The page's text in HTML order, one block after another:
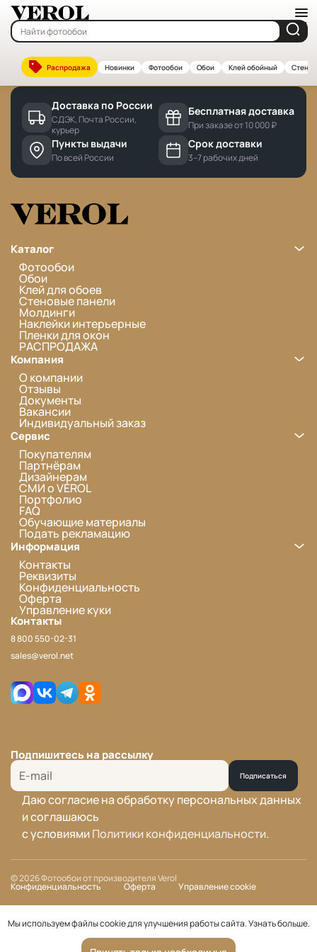
Распродажа Новинки Фотообои Обои Клей обойный
Главная—Бренды
Доставка по России
СДЭК, Почта России,
курьер
Бесплатная доставка
При заказе от 10 000 ₽
Пункты выдачи
По всей России
Срок доставки
3–7 рабочих дней
Каталог
Фотообои
Обои
Клей для обоев
Стеновые панели
Молдинги
Наклейки интерьерные
Пленки для окон
РАСПРОДАЖА
Компания
О компании
Отзывы
Документы
Вакансии
Индивидуальный заказ
Сервис
Покупателям
Партнёрам
Дизайнерам
СМИ о VEROL
Портфолио
FAQ
Обучающие материалы
Подать рекламацию
Информация
Контакты
Реквизиты
Конфиденциальность
Оферта
Управление куки
Контакты
8 800 550-02-31
sales@verol.net
Подпишитесь на рассылку
Подписаться
Даю согласие на обработку персональных данных
и соглашаюсь
с условиямиПолитики конфиденциальности.
© 2026 Фотообои от производителя Verol
Конфиденциальность Оферта Управление cookie
Мы используем файлы cookie для улучшения работы сайта.Узнать больше.